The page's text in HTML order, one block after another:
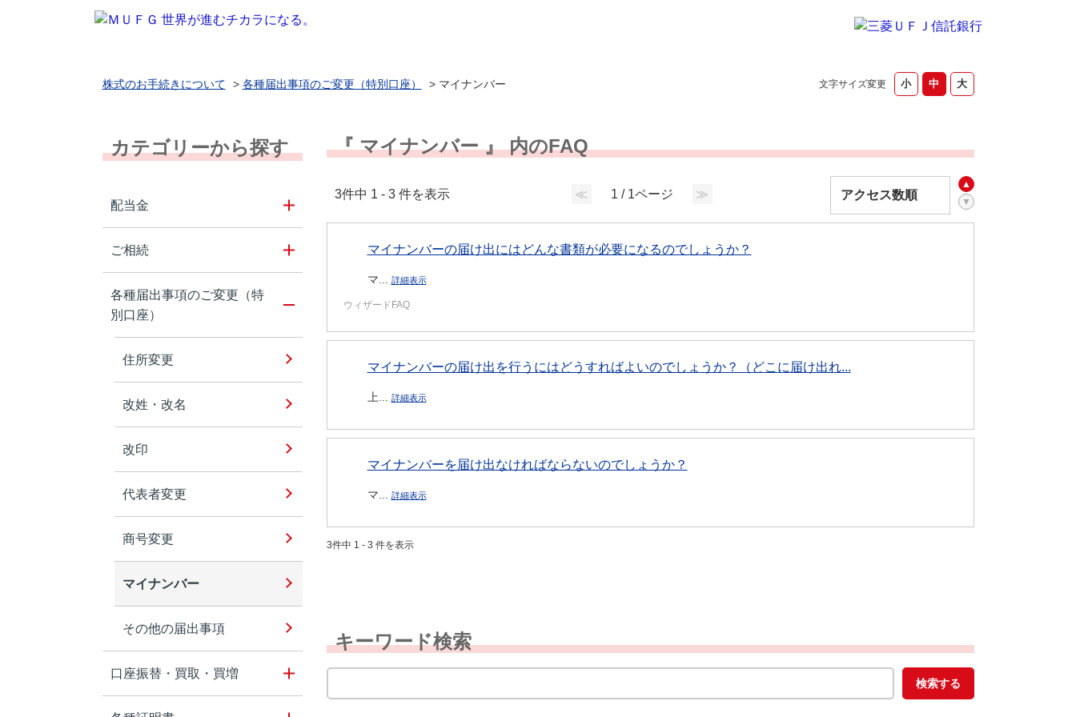
文字サイズ変更
株式のお手続きについて > 各種届出事項のご変更（特別口座） > マイナンバー
カテゴリーから探す
配当金
ご相続
各種届出事項のご変更（特
別口座）
住所変更
改姓・改名
改印
代表者変更
商号変更
マイナンバー
その他の届出事項
口座振替・買取・買増
『 マイナンバー 』 内のFAQ
3件中 1 - 3 件を表示 ≪ 1 / 1ページ ≫
マイナンバーの届け出にはどんな書類が必要になるのでしょうか？
マ... 詳細表示
ウィザードFAQ
マイナンバーの届け出を行うにはどうすればよいのでしょうか？（どこに届け出れ...
上... 詳細表示
マイナンバーを届け出なければならないのでしょうか？
マ... 詳細表示
3件中 1 - 3 件を表示
キーワード検索